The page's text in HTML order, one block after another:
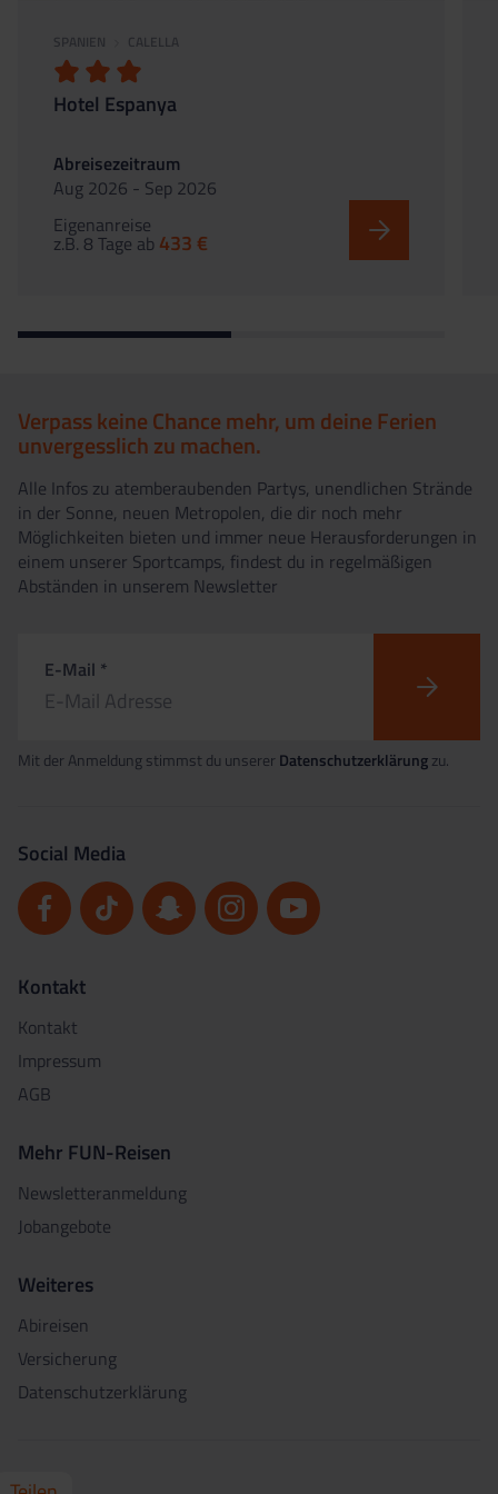
SPANIEN CALELLA
Hotel Espanya
Abreisezeitraum
Aug 2026 - Sep 2026
Eigenanreise
z.B. 8 Tage ab 433 €
Verpass keine Chance mehr, um deine Ferien
unvergesslich zu machen.
Alle Infos zu atemberaubenden Partys, unendlichen Strände
in der Sonne, neuen Metropolen, die dir noch mehr
Möglichkeiten bieten und immer neue Herausforderungen in
einem unserer Sportcamps, findest du in regelmäßigen
Abständen in unserem Newsletter
E-Mail *
Mit der Anmeldung stimmst du unserer Datenschutzerklärungzu.
Social Media
Kontakt
Kontakt
Impressum
AGB
Mehr FUN-Reisen
Newsletteranmeldung
Jobangebote
Weiteres
Abireisen
Versicherung
Datenschutzerklärung